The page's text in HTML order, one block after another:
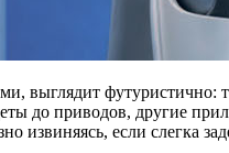
выглядит футуристично:
до приводов, другие
извиняясь, если слегка